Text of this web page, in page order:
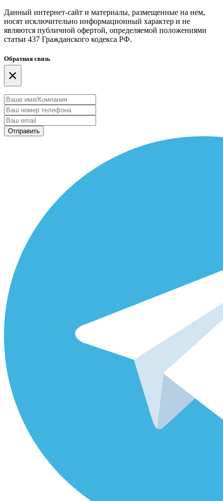
Данный интернет-сайт и материалы, размещенные на нем,
носят исключительно информационный характер и не
являются публичной офертой, определяемой положениями
статьи 437 Гражданского кодекса РФ.
Обратная связь
×
Отправить